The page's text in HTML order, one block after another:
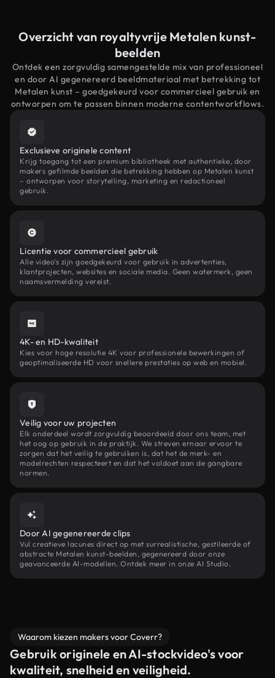
Overzicht van royaltyvrije Metalen kunst-
beelden
Ontdek een zorgvuldig samengestelde mix van professioneel
en door AI gegenereerd beeldmateriaal met betrekking tot
Metalen kunst – goedgekeurd voor commercieel gebruik en
ontworpen om te passen binnen moderne contentworkflows.
Exclusieve originele content
Krijg toegang tot een premium bibliotheek met authentieke, door
makers gefilmde beelden die betrekking hebben op Metalen kunst
– ontworpen voor storytelling, marketing en redactioneel
gebruik.
Licentie voor commercieel gebruik
Alle video's zijn goedgekeurd voor gebruik in advertenties,
klantprojecten, websites en sociale media. Geen watermerk, geen
naamsvermelding vereist.
4K- en HD-kwaliteit
Kies voor hoge resolutie 4K voor professionele bewerkingen of
geoptimaliseerde HD voor snellere prestaties op web en mobiel.
Veilig voor uw projecten
Elk onderdeel wordt zorgvuldig beoordeeld door ons team, met
het oog op gebruik in de praktijk. We streven ernaar ervoor te
zorgen dat het veilig te gebruiken is, dat het de merk- en
modelrechten respecteert en dat het voldoet aan de gangbare
normen.
Door AI gegenereerde clips
Vul creatieve lacunes direct op met surrealistische, gestileerde of
abstracte Metalen kunst-beelden, gegenereerd door onze
geavanceerde AI-modellen. Ontdek meer in onze AI Studio.
Waarom kiezen makers voor Coverr?
Gebruik originele en AI-stockvideo's voor
kwaliteit, snelheid en veiligheid.